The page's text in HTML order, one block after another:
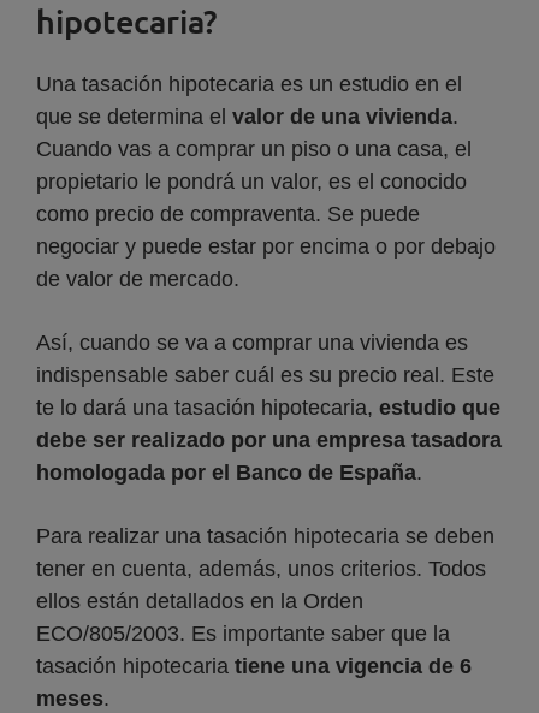
hipotecaria?
Una tasación hipotecaria es un estudio en el
que se determina el valor de una vivienda.
Cuando vas a comprar un piso o una casa, el
propietario le pondrá un valor, es el conocido
como precio de compraventa. Se puede
negociar y puede estar por encima o por debajo
de valor de mercado.
Así, cuando se va a comprar una vivienda es
indispensable saber cuál es su precio real. Este
te lo dará una tasación hipotecaria, estudio que
debe ser realizado por una empresa tasadora
homologada por el Banco de España.
Para realizar una tasación hipotecaria se deben
tener en cuenta, además, unos criterios. Todos
ellos están detallados en la Orden
ECO/805/2003. Es importante saber que la
tasación hipotecaria tiene una vigencia de 6
meses.